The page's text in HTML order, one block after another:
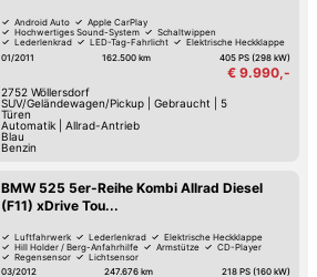
Android Auto
Apple CarPlay
Hochwertiges Sound-System
Schaltwippen
Lederlenkrad
LED-Tag-Fahrlicht
Elektrische Heckklappe
01/2011 162.500 km 405 PS (298 kW)
€ 9.990,-
2752 Wöllersdorf
SUV/Geländewagen/Pickup| Gebraucht
5
Türen
Automatik| Allrad-Antrieb
Blau
Benzin
BMW 525 5er-Reihe Kombi Allrad Diesel
(F11) xDrive Tou...
Luftfahrwerk Lederlenkrad
Elektrische Heckklappe
Hill Holder / Berg-Anfahrhilfe
Armstütze
CD-Player
Regensensor
Lichtsensor
03/2012
247.676 km 218 PS (160 kW)